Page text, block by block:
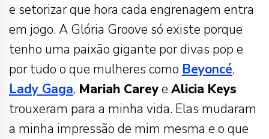
e setorizar que hora cada engrenagem entra
em jogo. A Glória Groove só existe porque
tenho uma paixão gigante por divas pop e
por tudo o que mulheres como Beyoncé,
Lady Gaga, Mariah Careye Alicia Keys
trouxeram para a minha vida. Elas mudaram
a minha impressão de mim mesma e o que